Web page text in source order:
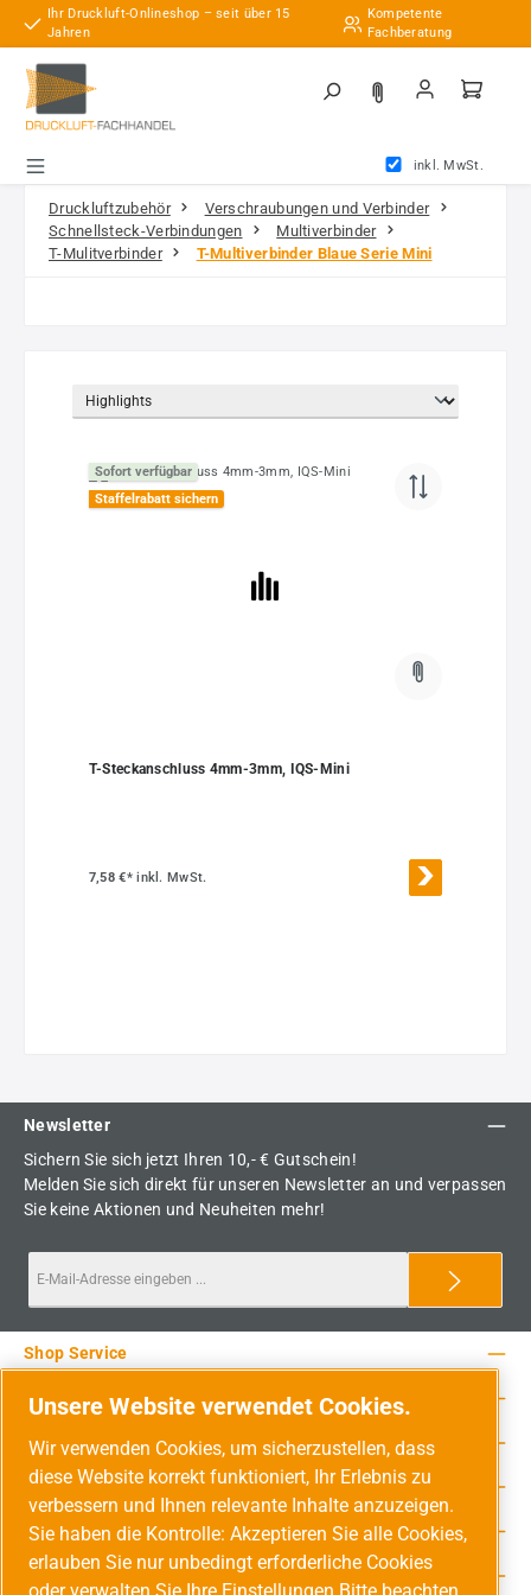
Zum Hauptinhalt springen
Ihr Druckluft-Onlineshop – seit über 15
Jahren
Kompetente
Fachberatung
inkl. MwSt.
Druckluftzubehör
Verschraubungen und Verbinder
Schnellsteck-Verbindungen
Multiverbinder
T-Mulitverbinder
T-Multiverbinder Blaue Serie Mini
Sofort verfügbar
Staffelrabatt sichern
T-Steckanschluss 4mm-3mm, IQS-Mini
7,58 €*inkl. MwSt.
Newsletter
Sichern Sie sich jetzt Ihren 10,- € Gutschein!
Melden Sie sich direkt für unseren Newsletter an und verpassen
Sie keine Aktionen und Neuheiten mehr!
Service-Hotline
Shop Service
Rechtliche Hinweise
Unsere Vorteile
Versandarten
Zahlungsarten
Unsere Website verwendet Cookies.
Wir verwenden Cookies, um sicherzustellen, dass
diese Website korrekt funktioniert, Ihr Erlebnis zu
verbessern und Ihnen relevante Inhalte anzuzeigen.
Sie haben die Kontrolle: Akzeptieren Sie alle Cookies,
erlauben Sie nur unbedingt erforderliche Cookies